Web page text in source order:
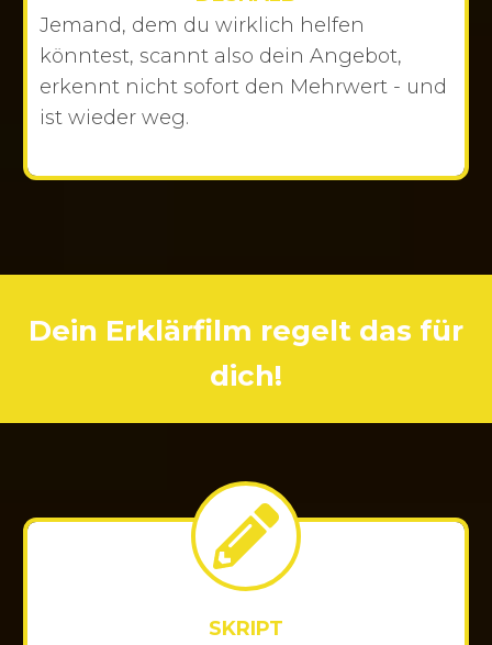
Jemand, dem du wirklich helfen
könntest, scannt also dein Angebot,
erkennt nicht sofort den Mehrwert - und
ist wieder weg.
Dein Erklärfilm regelt das für
dich!
SKRIPT